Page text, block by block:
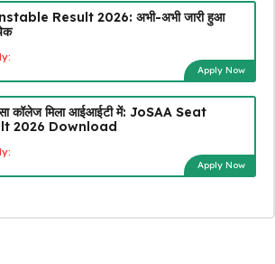
Result 2026: अभी-अभी जारी हुआ
Apply Now
कॉलेज मिला आईआईटी में: JoSAA Seat
2026 Download
Apply Now